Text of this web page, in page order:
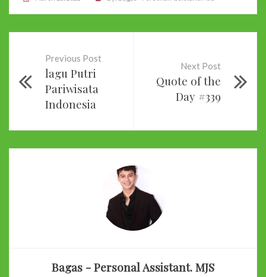
Previous Post
lagu Putri
Pariwisata
Indonesia
Next Post
Quote of the
Day #339
Bagas - Personal Assistant. MJS